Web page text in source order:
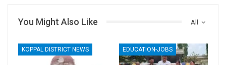
All
You Might Also Like
KOPPAL DISTRICT NEWS EDUCATION-JOBS